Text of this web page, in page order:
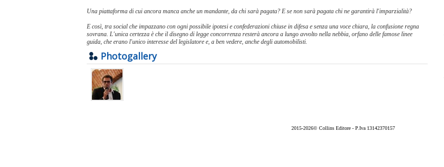
Una piattaforma di cui ancora manca anche un mandante, da chi sarà pagata? E se non sarà pagata chi ne garantirà l'imparzialità?
E così, tra social che impazzano con ogni possibile ipotesi e confederazioni chiuse in difesa e senza una voce chiara, la confusione regna
sovrana. L'unica certezza è che il disegno di legge concorrenza resterà ancora a lungo avvolto nella nebbia, orfano delle famose linee
guida, che erano l'unico interesse del legislatore e, a ben vedere, anche degli automobilisti.
Photogallery
2015-2026© Collins Editore - P.Iva 13142370157